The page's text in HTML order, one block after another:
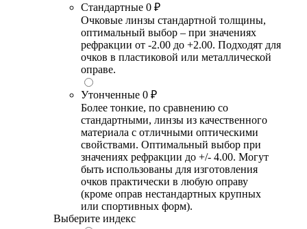
Стандартные 0 ₽
Очковые линзы стандартной толщины,
оптимальный выбор – при значениях
рефракции от -2.00 до +2.00. Подходят для
очков в пластиковой или металлической
оправе.
Утонченные 0 ₽
Более тонкие, по сравнению со
стандартными, линзы из качественного
материала с отличными оптическими
свойствами. Оптимальный выбор при
значениях рефракции до +/- 4.00. Могут
быть использованы для изготовления
очков практически в любую оправу
(кроме оправ нестандартных крупных
или спортивных форм).
Выберите индекс